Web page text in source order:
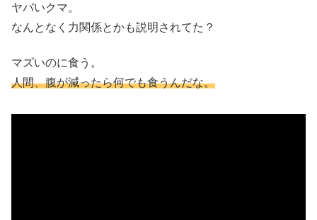
ヤバいクマ。
なんとなく力関係とかも説明されてた？
マズいのに食う。
人間、腹が減ったら何でも食うんだな。